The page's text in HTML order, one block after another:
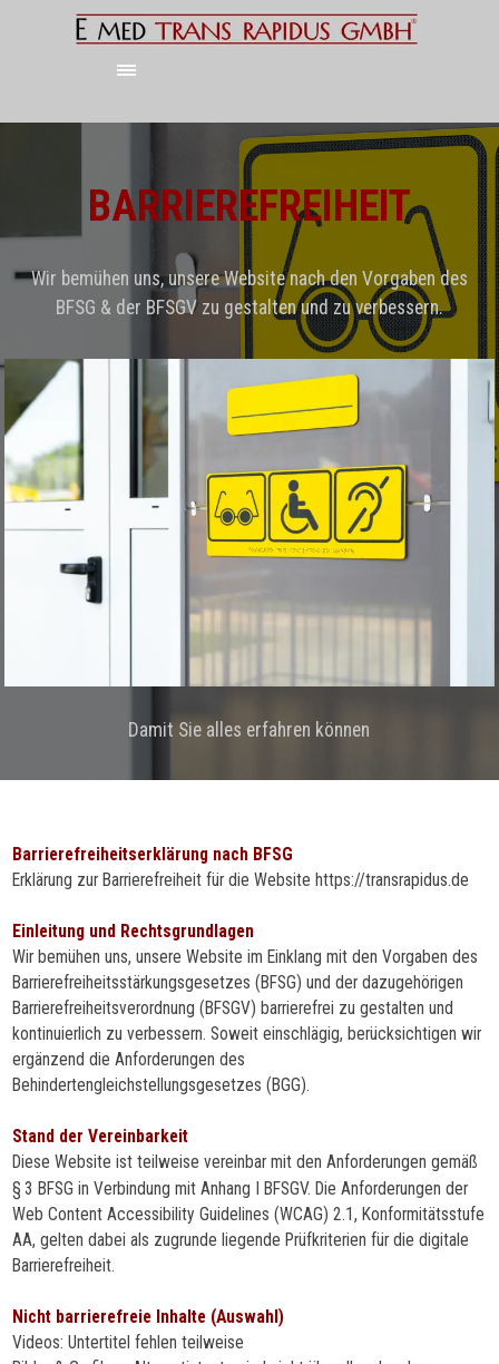
Menü überspringen
BARRIEREFREIHEIT
Wir bemühen uns, unsere Website nach den Vorgaben des
BFSG & der BFSGV zu gestalten und zu verbessern.
Damit Sie alles erfahren können
Barrierefreiheitserklärung nach BFSG
Erklärung zur Barrierefreiheit für die Website https://transrapidus.de
Einleitung und Rechtsgrundlagen
Wir bemühen uns, unsere Website im Einklang mit den Vorgaben des
Barrierefreiheitsstärkungsgesetzes (BFSG) und der dazugehörigen
Barrierefreiheitsverordnung (BFSGV) barrierefrei zu gestalten und
kontinuierlich zu verbessern. Soweit einschlägig, berücksichtigen wir
ergänzend die Anforderungen des
Behindertengleichstellungsgesetzes (BGG).
Stand der Vereinbarkeit
Diese Website ist teilweise vereinbar mit den Anforderungen gemäß
§ 3 BFSG in Verbindung mit Anhang I BFSGV. Die Anforderungen der
Web Content Accessibility Guidelines (WCAG) 2.1, Konformitätsstufe
AA, gelten dabei als zugrunde liegende Prüfkriterien für die digitale
Barrierefreiheit.
Nicht barrierefreie Inhalte (Auswahl)
Videos: Untertitel fehlen teilweise